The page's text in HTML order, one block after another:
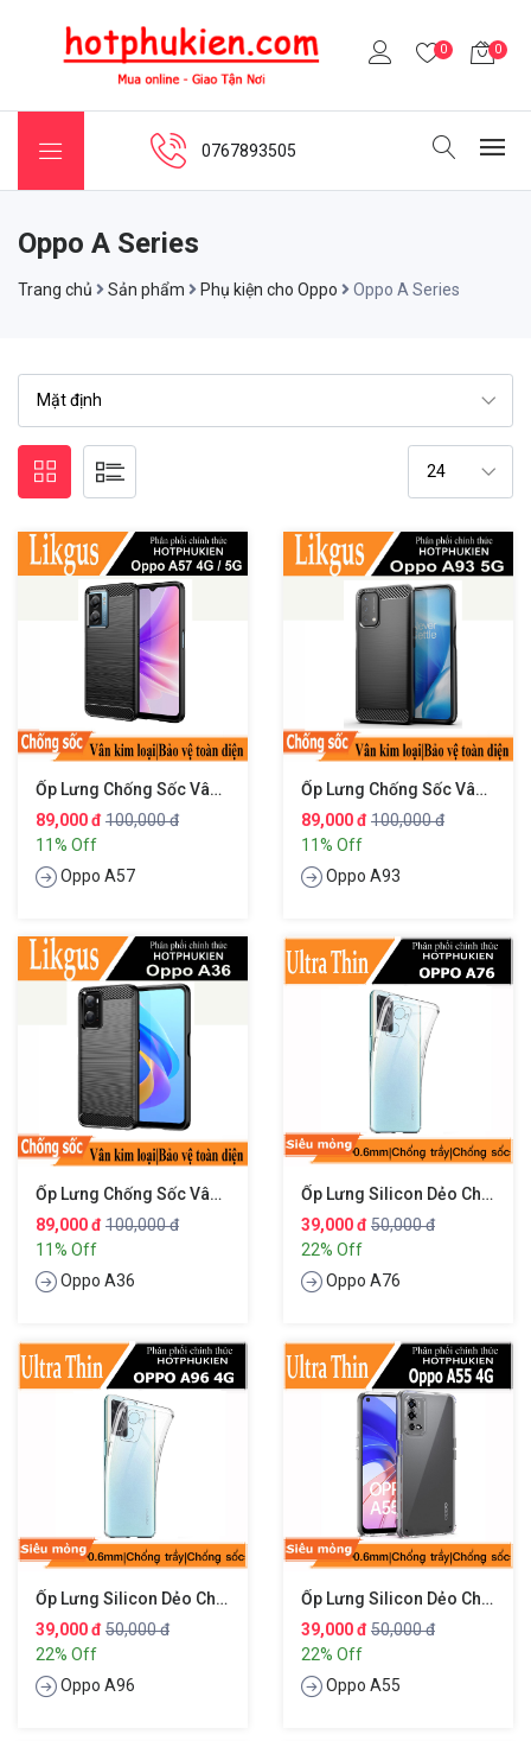
0 0
0767893505
Oppo A Series
Trang chủ Sản phẩm Phụ kiện cho Oppo Oppo A Series
Ốp Lưng Chống Sốc Vân Kim Loại Cho Oppo A57 4G / 5G Hiệu Likgus
89,000 đ 100,000 đ
11% Off
Oppo A57
Ốp Lưng Chống Sốc Vân Kim Loại Cho Oppo A93 5G Hiệu Likgus
89,000 đ 100,000 đ
11% Off
Oppo A93
Ốp Lưng Chống Sốc Vân Kim Loại Cho Oppo A36 Hiệu Likgus
89,000 đ 100,000 đ
11% Off
Oppo A36
Ốp Lưng Silicon Dẻo Cho Oppo A76 Hiệu Ultra Thin
39,000 đ 50,000 đ
22% Off
Oppo A76
Ốp Lưng Silicon Dẻo Cho Oppo A96 4G Hiệu Ultra Thin Trong Suốt
39,000 đ 50,000 đ
22% Off
Oppo A96
Ốp Lưng Silicon Dẻo Cho Oppo A55 4G Hiệu Ultra Thin
39,000 đ 50,000 đ
22% Off
Oppo A55